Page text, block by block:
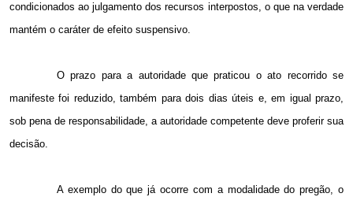
condicionados ao julgamento dos recursos interpostos, o que na verdade
mantém o caráter de efeito suspensivo.
O prazo para a autoridade que praticou o ato recorrido se
manifeste foi reduzido, também para dois dias úteis e, em igual prazo,
sob pena de responsabilidade, a autoridade competente deve proferir sua
decisão.
A exemplo do que já ocorre com a modalidade do pregão, o